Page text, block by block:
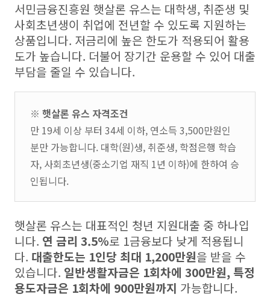
서민금융진흥원 햇살론 유스는 대학생, 취준생 및
사회초년생이 취업에 전년할 수 있도록 지원하는
상품입니다. 저금리에 높은 한도가 적용되어 활용
도가 높습니다. 더불어 장기간 운용할 수 있어 대출
부담을 줄일 수 있습니다.
※ 햇살론 유스 자격조건
만 19세 이상 부터 34세 이하, 연소득 3,500만원인
분만 가능합니다. 대학(원)생, 취준생, 학점은행 학습
자, 사회초년생(중소기업 재직 1년 이하)에 한하여 승
인됩니다.
햇살론 유스는 대표적인 청년 지원대출 중 하나입
니다. 연 금리 3.5%로 1금융보다 낮게 적용됩니
다. 대출한도는 1인당 최대 1,200만원을 받을 수
있습니다. 일반생활자금은 1회차에 300만원, 특정
용도자금은 1회차에 900만원까지 가능합니다.